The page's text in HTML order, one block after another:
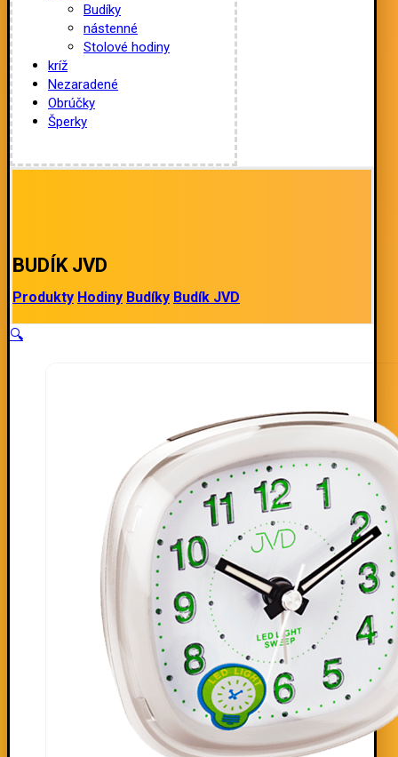
Budíky
nástenné
Stolové hodiny
kríž
Nezaradené
Obrúčky
Šperky
BUDÍK JVD
Produkty Hodiny Budíky Budík JVD
🔍